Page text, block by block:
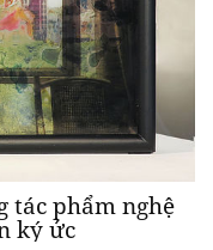
tác phẩm nghệ
ký ức